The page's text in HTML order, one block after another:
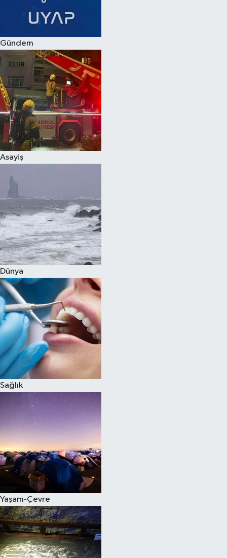
Gündem
Asayiş
Dünya
Sağlık
Yaşam-Çevre
Spor
Burç Yorumları
Çocuk
Eğitim
Hava Durumu
Kadın
Kültür Sanat
Sağlık
Siyaset
Teknoloji
Televizyon
Yaşam-Çevre